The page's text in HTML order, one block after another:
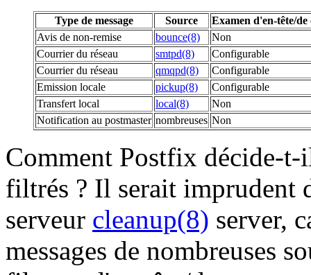
Type de message Source
Examen d'en-tête/de
Avis de non-remise
bounce(8)
Non
Courrier du réseau
smtpd(8)
Configurable
Courrier du réseau
qmqpd(8)
Configurable
Emission locale
pickup(8)
Configurable
Transfert local
local(8)
Non
Notification au postmaster nombreuses Non
Comment Postfix décide-t-
filtrés ? Il serait imprudent
serveur cleanup(8) server,
messages de nombreuses